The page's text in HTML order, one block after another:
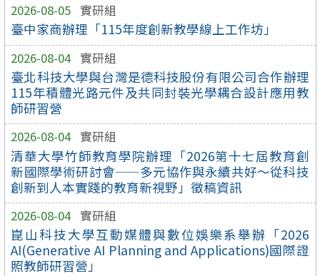
2026-08-05 實研組
臺中家商辦理「115年度創新教學線上工作坊」
2026-08-04 實研組
臺北科技大學與台灣是德科技股份有限公司合作辦理
115年積體光路元件及共同封裝光學耦合設計應用教
師研習營
2026-08-04 實研組
清華大學竹師教育學院辦理「2026第十七屆教育創
新國際學術研討會——多元協作與永續共好～從科技
創新到人本實踐的教育新視野」徵稿資訊
2026-08-04 實研組
崑山科技大學互動媒體與數位娛樂系舉辦「2026
AI(Generative AI Planning and Applications)國際證
照教師研習營」